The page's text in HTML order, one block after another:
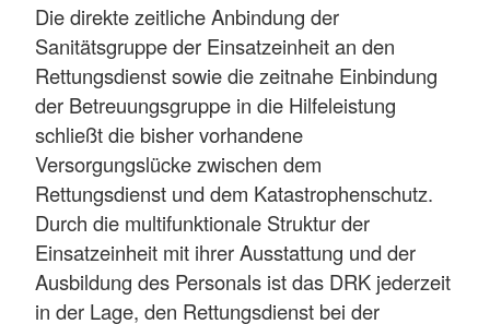
Die direkte zeitliche Anbindung der
Sanitätsgruppe der Einsatzeinheit an den
Rettungsdienst sowie die zeitnahe Einbindung
der Betreuungsgruppe in die Hilfeleistung
schließt die bisher vorhandene
Versorgungslücke zwischen dem
Rettungsdienst und dem Katastrophenschutz.
Durch die multifunktionale Struktur der
Einsatzeinheit mit ihrer Ausstattung und der
Ausbildung des Personals ist das DRK jederzeit
in der Lage, den Rettungsdienst bei der